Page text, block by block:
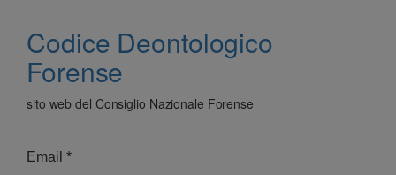
Codice Deontologico
Forense
sito web del Consiglio Nazionale Forense
Email *